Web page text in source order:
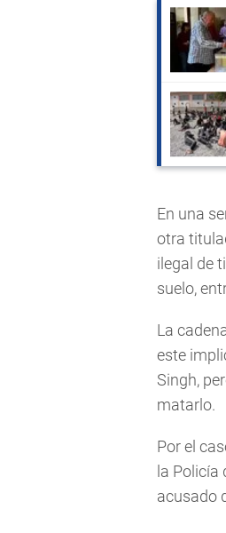
En una
otra
ilegal de
suelo,
La
este
Singh,
matarlo.
Por el
la
acusado